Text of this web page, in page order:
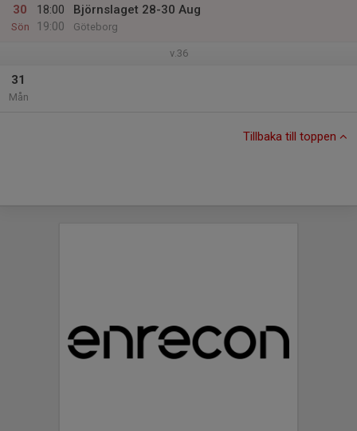
30
Sön
18:00
19:00
Björnslaget 28-30 Aug
Göteborg
v.36
31
Mån
Tillbaka till toppen